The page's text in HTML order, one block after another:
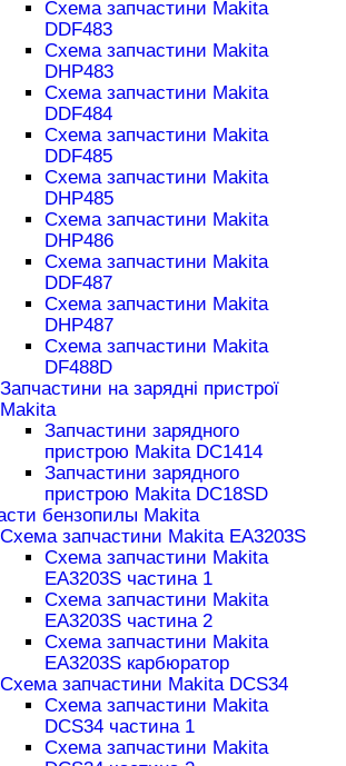
Схема запчастини Makita
DDF483
Схема запчастини Makita
DHP483
Схема запчастини Makita
DDF484
Схема запчастини Makita
DDF485
Схема запчастини Makita
DHP485
Схема запчастини Makita
DHP486
Схема запчастини Makita
DDF487
Схема запчастини Makita
DHP487
Схема запчастини Makita
DF488D
Запчастини на зарядні пристрої
Makita
Запчастини зарядного
пристрою Makita DC1414
Запчастини зарядного
пристрою Makita DC18SD
бензопилы Makita
Схема запчастини Makita EA3203S
Схема запчастини Makita
EA3203S частина 1
Схема запчастини Makita
EA3203S частина 2
Схема запчастини Makita
EA3203S карбюратор
Схема запчастини Makita DCS34
Схема запчастини Makita
DCS34 частина 1
Схема запчастини Makita